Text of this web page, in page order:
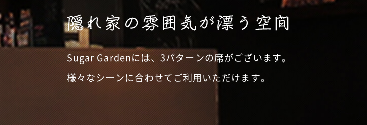
Sugar Gardenには、3パターンの席がございます。
様々なシーンに合わせてご利用いただけます。